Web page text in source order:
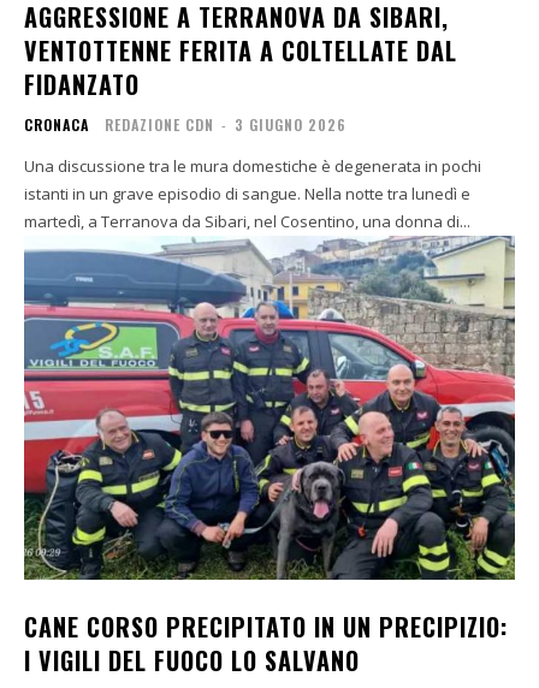
AGGRESSIONE A TERRANOVA DA SIBARI,
VENTOTTENNE FERITA A COLTELLATE DAL
FIDANZATO
CRONACA REDAZIONE CDN - 3 GIUGNO 2026
Una discussione tra le mura domestiche è degenerata in pochi
istanti in un grave episodio di sangue. Nella notte tra lunedì e
martedì, a Terranova da Sibari, nel Cosentino, una donna di...
CANE CORSO PRECIPITATO IN UN PRECIPIZIO:
I VIGILI DEL FUOCO LO SALVANO